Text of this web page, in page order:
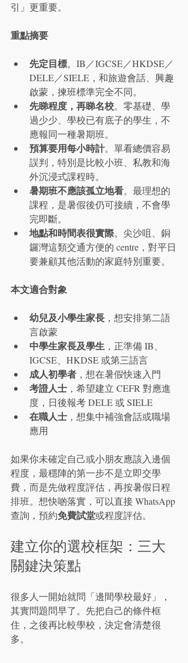
引」更重要。
重點摘要
先定目標。IB／IGCSE／HKDSE／
DELE／SIELE，和旅遊會話、興趣
啟蒙，揀班標準完全不同。
先睇程度，再睇名校。零基礎、學
過少少、學校已有底子的學生，不
應報同一種暑期班。
預算要用每小時計。單看總價容易
誤判，特別是比較小班、私教和海
外沉浸式課程時。
暑期班不應該孤立地看。最理想的
課程，是暑假後仍可接續，不會學
完即斷。
地點和時間表很實際。尖沙咀、銅
鑼灣這類交通方便的 centre，對平日
要兼顧其他活動的家庭特別重要。
本文適合對象
幼兒及小學生家長 ，想安排第二語
言啟蒙
中學生家長及學生 ，正準備 IB、
IGCSE、HKDSE 或第三語言
成人初學者 ，想在暑假快速入門
考證人士 ，希望建立 CEFR 對應進
度，日後報考 DELE 或 SIELE
在職人士 ，想集中補強會話或職場
應用
如果你未確定自己或小朋友應該入邊個
程度，最穩陣的第一步不是立即交學
費，而是先做程度評估，再按暑假日程
排班。想快啲落實，可以直接 WhatsApp
查詢，預約免費試堂或程度評估。
建立你的選校框架：三大
關鍵決策點
很多人一開始就問「邊間學校最好」，
其實問題問早了。先把自己的條件框
住，之後再比較學校，決定會清楚很
多。